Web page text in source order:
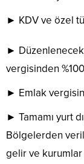
► KDV ve özel
►
vergisinden
► Emlak
► Tamamı yurt
Bölgelerden
gelir ve kurumlar